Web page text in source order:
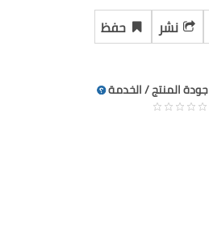
نشر حفظ
جودة المنتج / الخدمة